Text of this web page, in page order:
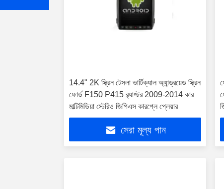
14.4" 2K স্ক্রিন টেসলা ভার্টিক্যাল অ্যান্ড্রয়েড স্ক্রিন
ফোর্ড F150 P415 র‍্যাপ্টর 2009-2014 কার
মাল্টিমিডিয়া স্টেরিও জিপিএস কারপ্লে প্লেয়ার
সেরা মূল্য পান